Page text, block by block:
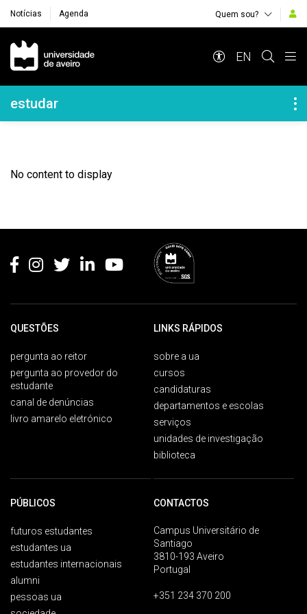
Notícias Agenda Quem sou?
Navegação Principal
EN
Navegação Lateral
estudar
No content to display
QUESTÕES
pergunta ao reitor
pergunta ao provedor do
estudante
canal de denúncias
livro amarelo eletrónico
LINKS RÁPIDOS
sobre a ua
cursos
candidaturas
departamentos e escolas
serviços
unidades de investigação
biblioteca
PÚBLICOS
futuros estudantes
estudantes ua
estudantes internacionais
alumni
pessoas ua
CONTACTOS
Campus Universitário de
Santiago
3810-193 Aveiro
Portugal
+351 234 370 200